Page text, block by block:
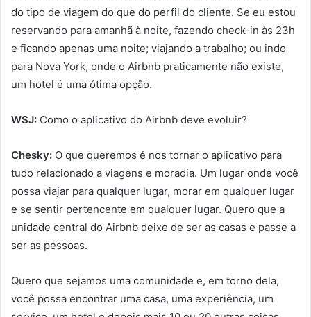
do tipo de viagem do que do perfil do cliente. Se eu estou
reservando para amanhã à noite, fazendo check-in às 23h
e ficando apenas uma noite; viajando a trabalho; ou indo
para Nova York, onde o Airbnb praticamente não existe,
um hotel é uma ótima opção.
WSJ: Como o aplicativo do Airbnb deve evoluir?
Chesky: O que queremos é nos tornar o aplicativo para
tudo relacionado a viagens e moradia. Um lugar onde você
possa viajar para qualquer lugar, morar em qualquer lugar
e se sentir pertencente em qualquer lugar. Quero que a
unidade central do Airbnb deixe de ser as casas e passe a
ser as pessoas.
Quero que sejamos uma comunidade e, em torno dela,
você possa encontrar uma casa, uma experiência, um